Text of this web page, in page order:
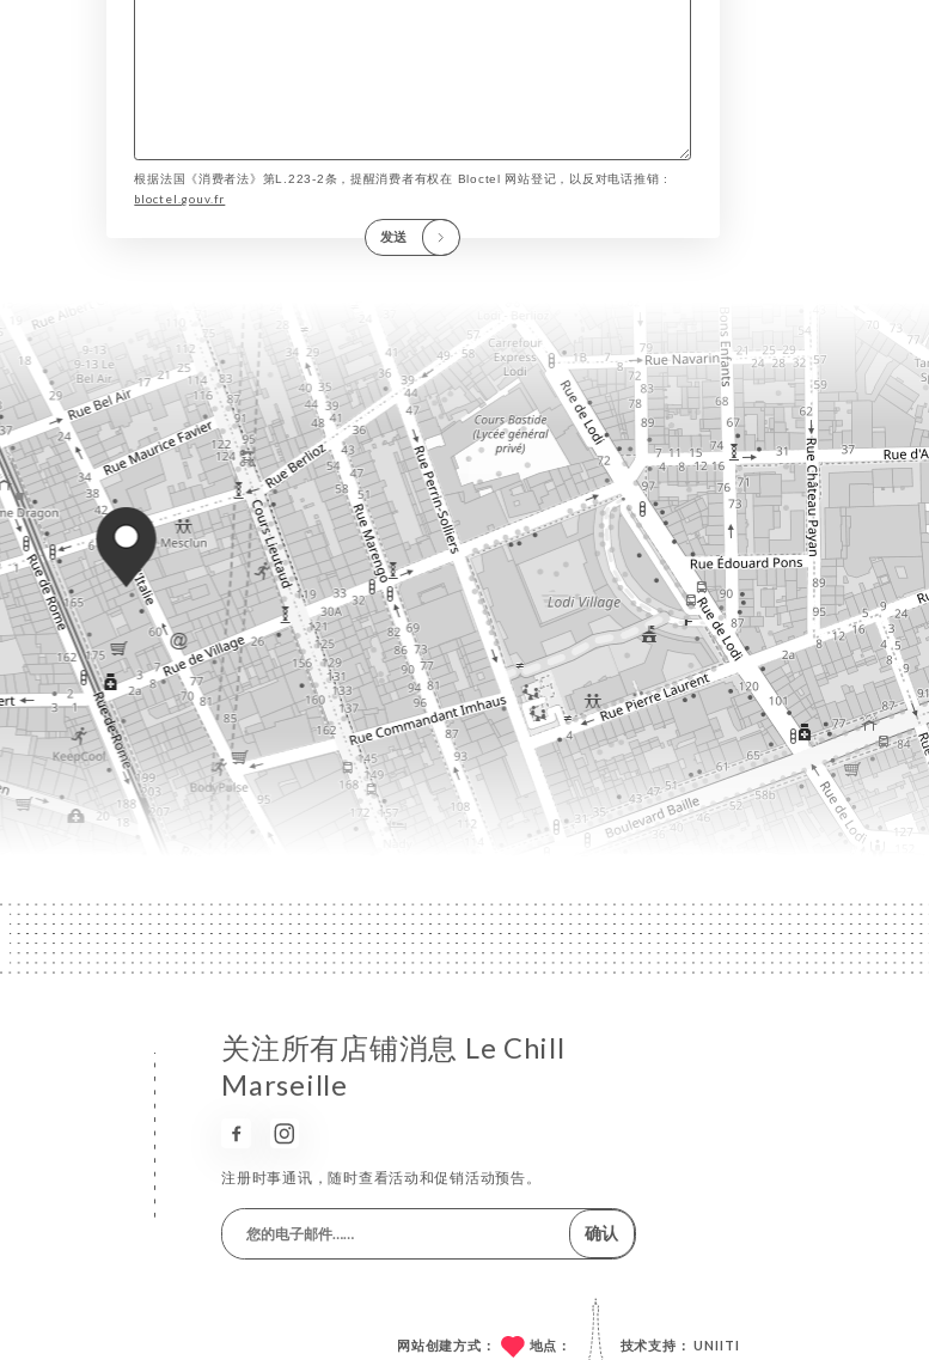
根据法国《消费者法》第L.223-2条，提醒消费者有权在 Bloctel 网站登记，以反对电话推销 :
bloctel.gouv.fr
发送
关注所有店铺消息 Le Chill
Marseille
注册时事通讯，随时查看活动和促销活动预告。
确认
网站创建方式： 地点： 技术支持：UNIITI